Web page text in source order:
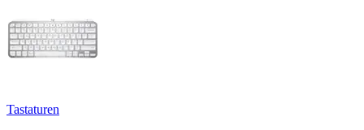
Tastaturen